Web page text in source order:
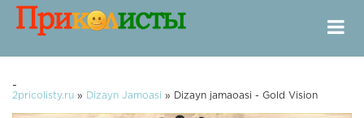
-
2pricolisty.ru » Dizayn Jamoasi » Dizayn jamaoasi - Gold Vision